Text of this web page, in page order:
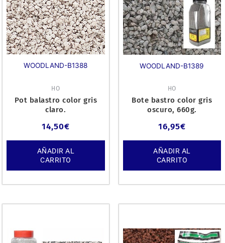
WOODLAND-B1388
HO
Pot balastro color gris
claro.
14,50€
AÑADIR AL
CARRITO
WOODLAND-B1389
HO
Bote bastro color gris
oscuro, 660g.
16,95€
AÑADIR AL
CARRITO